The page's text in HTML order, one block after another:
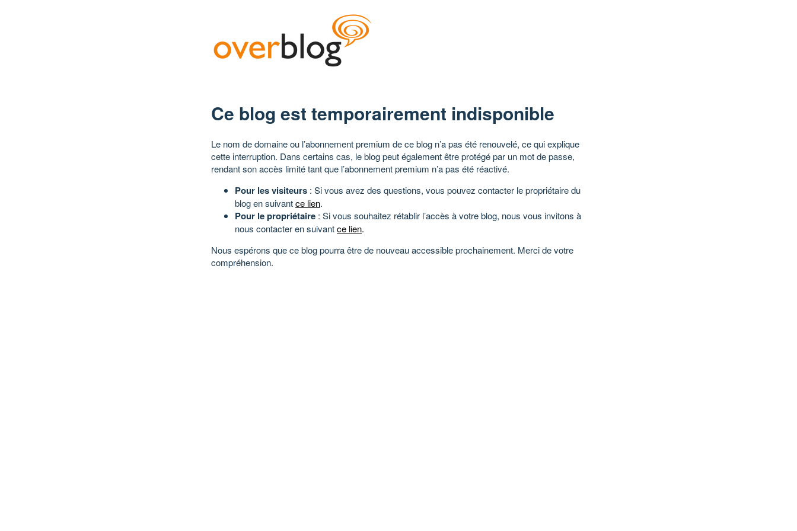
Ce blog est temporairement indisponible
Le nom de domaine ou l’abonnement premium de ce blog n’a pas été renouvelé, ce qui explique
cette interruption. Dans certains cas, le blog peut également être protégé par un mot de passe,
rendant son accès limité tant que l’abonnement premium n’a pas été réactivé.
Pour les visiteurs : Si vous avez des questions, vous pouvez contacter le propriétaire du
blog en suivantce lien.
Pour le propriétaire : Si vous souhaitez rétablir l’accès à votre blog, nous vous invitons à
nous contacter en suivantce lien.
Nous espérons que ce blog pourra être de nouveau accessible prochainement. Merci de votre
compréhension.